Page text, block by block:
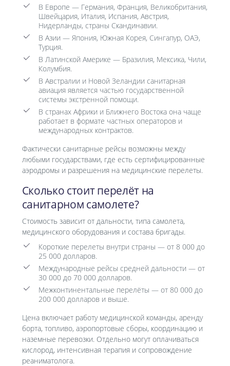
В Европе — Германия, Франция, Великобритания,
Швейцария, Италия, Испания, Австрия,
Нидерланды, страны Скандинавии.
В Азии — Япония, Южная Корея, Сингапур, ОАЭ,
Турция.
В Латинской Америке — Бразилия, Мексика, Чили,
Колумбия.
В Австралии и Новой Зеландии санитарная
авиация является частью государственной
системы экстренной помощи.
В странах Африки и Ближнего Востока она чаще
работает в формате частных операторов и
международных контрактов.
Фактически санитарные рейсы возможны между
любыми государствами, где есть сертифицированные
аэродромы и разрешения на медицинские перелеты.
Сколько стоит перелёт на
санитарном самолете?
Стоимость зависит от дальности, типа самолета,
медицинского оборудования и состава бригады.
Короткие перелеты внутри страны — от 8 000 до
25 000 долларов.
Международные рейсы средней дальности — от
30 000 до 70 000 долларов.
Межконтинентальные перелёты — от 80 000 до
200 000 долларов и выше.
Цена включает работу медицинской команды, аренду
борта, топливо, аэропортовые сборы, координацию и
наземные перевозки. Отдельно могут оплачиваться
кислород, интенсивная терапия и сопровождение
реаниматолога.